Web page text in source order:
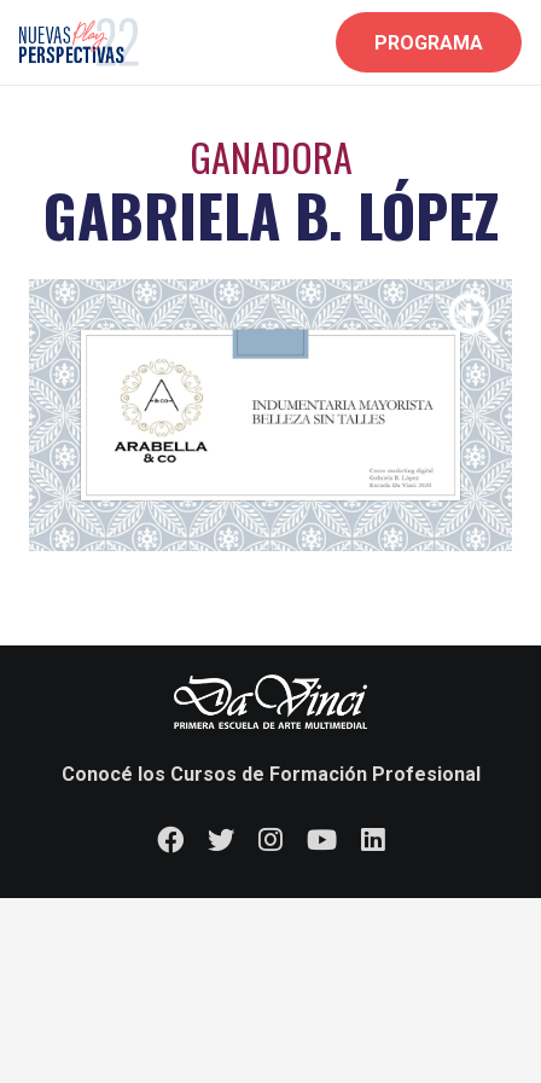
PROGRAMA
GANADORA
GABRIELA B. LÓPEZ
Conocé los Cursos de Formación Profesional